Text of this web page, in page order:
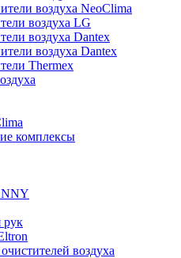
воздуха NeoClima
воздуха LG
воздуха Dantex
воздуха Dantex
Thermex
комплексы
рук
воздуха